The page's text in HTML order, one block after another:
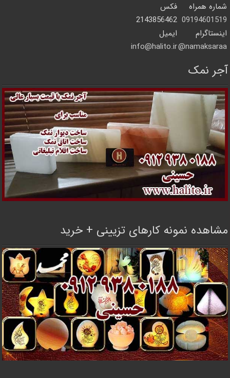
شماره همراه
فکس
09194601519
2143856462
اینستاگرام
ایمیل
namaksaraa@
info@halito.ir
آجر نمک
مشاهده نمونه کارهای تزیینی + خرید